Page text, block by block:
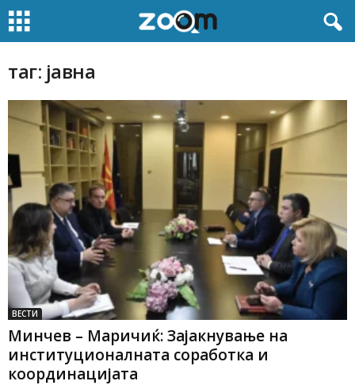
таг: јавна
ВЕСТИ
Минчев – Маричиќ: Зајакнување на
институционалната соработка и
координацијата